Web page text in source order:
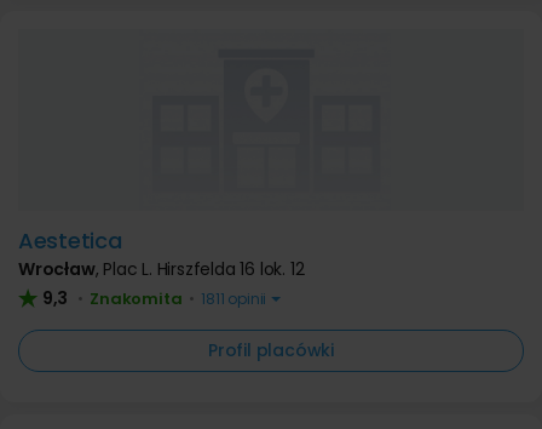
Aestetica
Wrocław, Plac L. Hirszfelda 16 lok. 12
9,3 • Znakomita • 1811 opinii
Profil placówki